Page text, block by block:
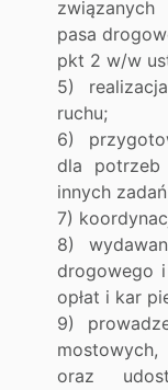
pasa
pkt 2 w/w
5)
ruchu;
6)
dla potrzeb
innych
7)
8)
drogowego
opłat i kar
9)
oraz